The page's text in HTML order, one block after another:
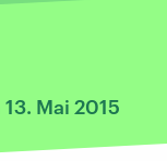
Mai 2015